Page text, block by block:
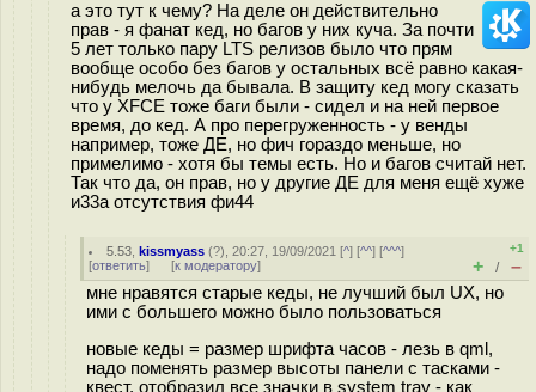
а это тут к чему? На деле он действительно
прав - я фанат кед, но багов у них куча. За почти
5 лет только пару LTS релизов было что прям
вообще особо без багов у остальных всё равно какая-
нибудь мелочь да бывала. В защиту кед могу сказать
что у XFCE тоже баги были - сидел и на ней первое
время, до кед. А про перегруженность - у венды
например, тоже ДЕ, но фич гораздо меньше, но
примелимо - хотя бы темы есть. Но и багов считай нет.
Так что да, он прав, но у другие ДЕ для меня ещё хуже
и33а отсутствия фи44
5.53 ,kissmyass (?), 20:27, 19/09/2021 [^] [^^] [^^^]
[ответить] [к модератору]
+1
+ / –
мне нравятся старые кеды, не лучший был UX, но
ими с большего можно было пользоваться
новые кеды = размер шрифта часов - лезь в qml,
надо поменять размер высоты панели с тасками -
квест, отобразил все значки в system tray - как